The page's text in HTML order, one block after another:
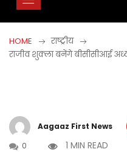
HOME
राष्ट्रीय
राजीव शुक्ला बनेंगे बीसीसीआई
Aagaaz First News
0
1 MIN READ